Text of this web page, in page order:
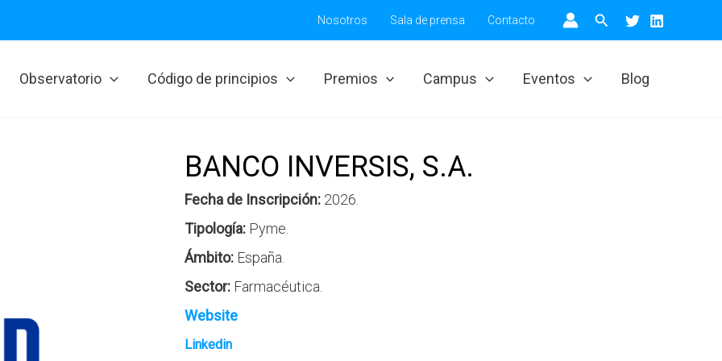
Nosotros Sala de prensa Contacto Buscar
Observatorio Código de principios Premios Campus Eventos Blog
BANCO INVERSIS, S.A.
Fecha de Inscripción: 2026.
Tipología: Pyme.
Ámbito: España.
Sector: Farmacéutica.
Website
Linkedin